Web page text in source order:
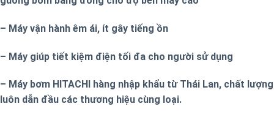
– Máy vận hành êm ái, ít gây tiếng ồn
– Máy giúp tiết kiệm điện tối đa cho người sử dụng
– Máy bơm HITACHI hàng nhập khẩu từ Thái Lan, chất lượng
luôn dẫn đầu các thương hiệu cùng loại.